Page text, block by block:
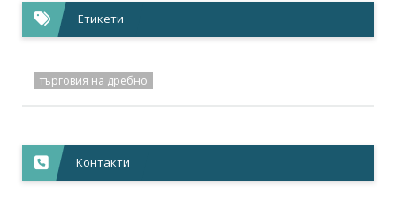
Етикети
търговия на дребно
Контакти